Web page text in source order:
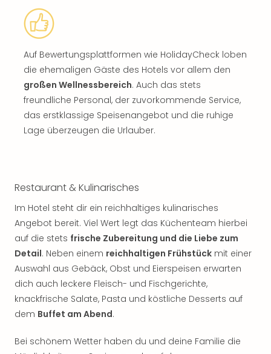
Auf Bewertungsplattformen wie HolidayCheck loben
die ehemaligen Gäste des Hotels vor allem den
großen Wellnessbereich. Auch das stets
freundliche Personal, der zuvorkommende Service,
das erstklassige Speisenangebot und die ruhige
Lage überzeugen die Urlauber.
Restaurant & Kulinarisches
Im Hotel steht dir ein reichhaltiges kulinarisches
Angebot bereit. Viel Wert legt das Küchenteam hierbei
auf die stets frische Zubereitung und die Liebe zum
Detail. Neben einem reichhaltigen Frühstück mit einer
Auswahl aus Gebäck, Obst und Eierspeisen erwarten
dich auch leckere Fleisch- und Fischgerichte,
knackfrische Salate, Pasta und köstliche Desserts auf
dem Buffet am Abend.
Bei schönem Wetter haben du und deine Familie die